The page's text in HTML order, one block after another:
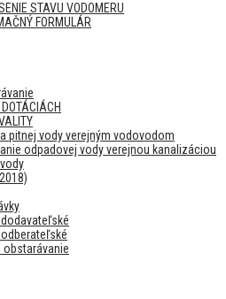
STAVU VODOMERU
FORMULÁR
DOTÁCIÁCH
pitnej vody verejným vodovodom
odpadovej vody verejnou kanalizáciou
dodavateľské
odberateľské
obstarávanie